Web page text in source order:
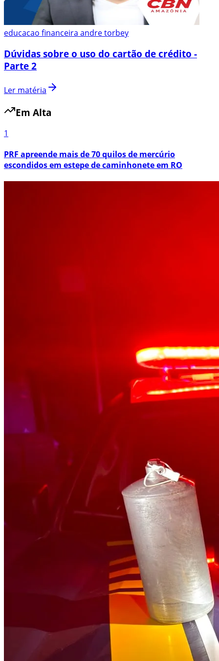
educacao financeira andre torbey
Dúvidas sobre o uso do cartão de crédito -
Parte 2
Ler matéria
Em Alta
1
PRF apreende mais de 70 quilos de mercúrio
escondidos em estepe de caminhonete em RO